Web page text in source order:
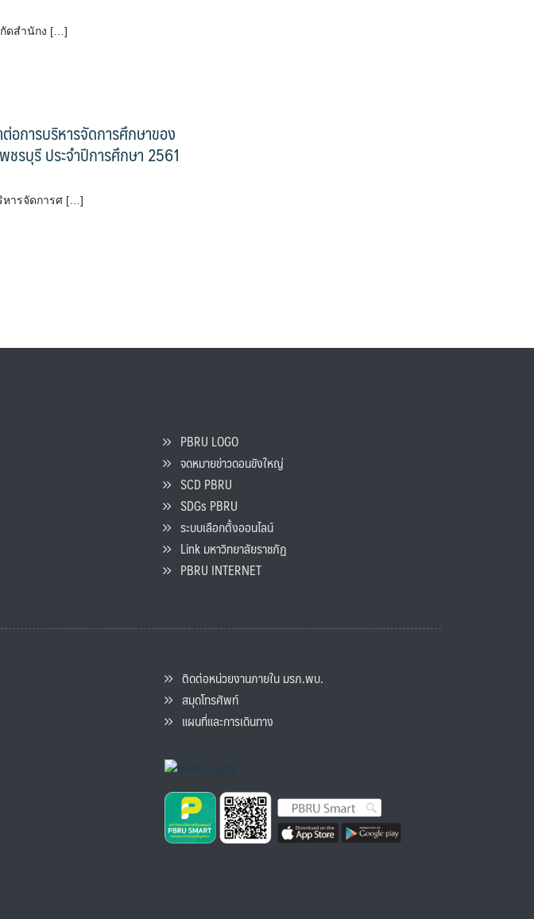
ดสำนักง […]
อการบริหารจัดการศึกษาของ
รบุรี ประจำปีการศึกษา 2561
หารจัดการศ […]
PBRU LOGO
จดหมายข่าวดอนขังใหญ่
SCD PBRU
SDGs PBRU
ระบบเลือกตั้งออนไลน์
Link มหาวิทยาลัยราชภัฏ
PBRU INTERNET
ติดต่อหน่วยงานภายใน มรภ.พบ.
สมุดโทรศัพท์
แผนที่และการเดินทาง